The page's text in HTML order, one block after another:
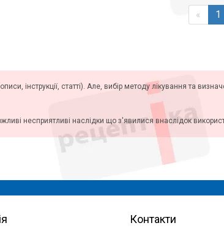
« 1
інструкції, статті). Але, вибір методу лікування та
несприятливі наслідки що з'явилися внаслідок
Контакти